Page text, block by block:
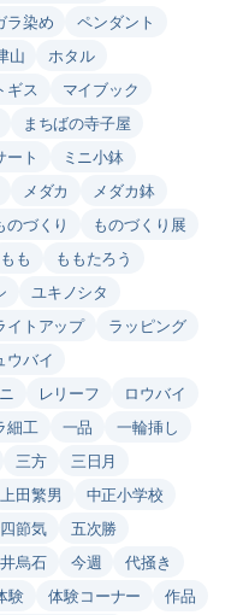
ラ染め
ペンダント
山
ホタル
ギス
マイブック
まちばの寺子屋
ート
ミニ小鉢
メダカ
メダカ鉢
のづくり
ものづくり展
もも
ももたろう
ユキノシタ
イトアップ
ラッピング
ウバイ
レリーフ
ロウバイ
細工 一品
一輪挿し
三方
三日月
上田繁男
中正小学校
節気
五次勝
烏石 今週
代掻き
験 体験コーナー
作品